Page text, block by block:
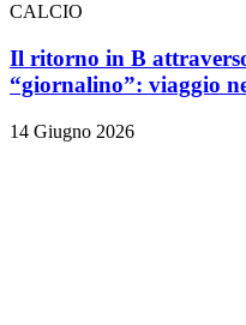
CALCIO
Il ritorno in B
“giornalino”: viaggio
14 Giugno 2026